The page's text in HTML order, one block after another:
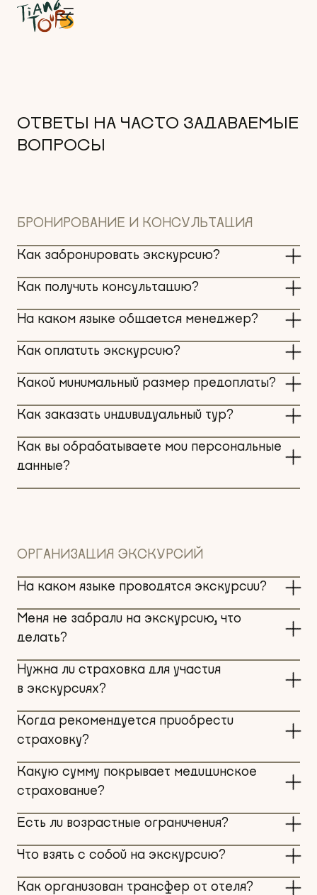
ОТВЕТЫ НА ЧАСТО ЗАДАВАЕМЫЕ
ВОПРОСЫ
БРОНИРОВАНИЕ И КОНСУЛЬТАЦИЯ
Как забронировать экскурсию?
Как получить консультацию?
На каком языке общается менеджер?
Как оплатить экскурсию?
Какой минимальный размер предоплаты?
Как заказать индивидуальный тур?
Как вы обрабатываете мои персональные
данные?
ОРГАНИЗАЦИЯ ЭКСКУРСИЙ
На каком языке проводятся экскурсии?
Меня не забрали на экскурсию, что
делать?
Нужна ли страховка для участия
в экскурсиях?
Когда рекомендуется приобрести
страховку?
Какую сумму покрывает медицинское
страхование?
Есть ли возрастные ограничения?
Что взять с собой на экскурсию?
Как организован трансфер от отеля?